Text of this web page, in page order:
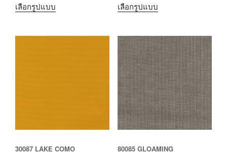
เลือกรูปแบบ
เลือกรูปแบบ
30087 LAKE COMO 80085 GLOAMING